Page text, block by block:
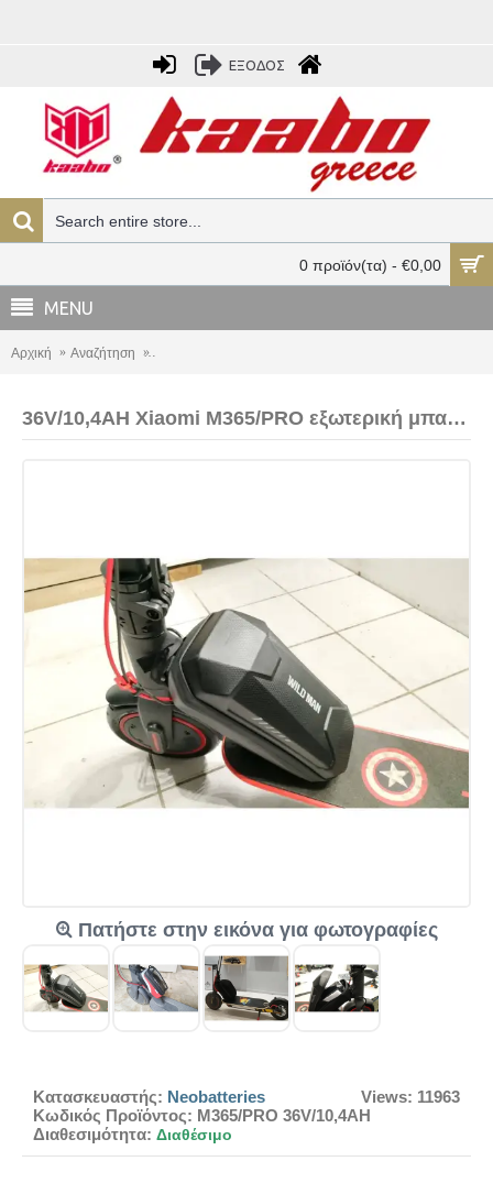
ΕΞΟΔΟΣ
0 προϊόν(τα) - €0,00
MENU
Αρχική Αναζήτηση 36V/10,4AH Xiaomi M365/PRO εξωτερική μπαταρία
36V/10,4AH Xiaomi M365/PRO εξωτερική μπαταρία Samsung 36V/10,4AH
Πατήστε στην εικόνα για φωτογραφίες
Views: 11963
Κατασκευαστής: Neobatteries
Κωδικός Προϊόντος: M365/PRO 36V/10,4AH
Διαθεσιμότητα: Διαθέσιμο